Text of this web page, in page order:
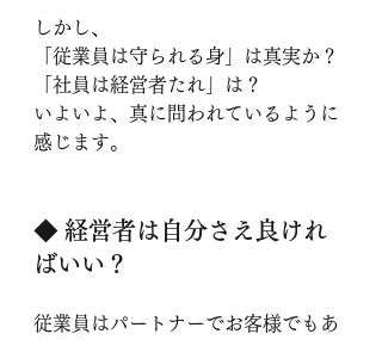
しかし、
「従業員は守られる身」は真実か？
「社員は経営者たれ」は？
いよいよ、真に問われているように
感じます。
◆ 経営者は自分さえ良けれ
ばいい？
従業員はパートナーでお客様でもあ